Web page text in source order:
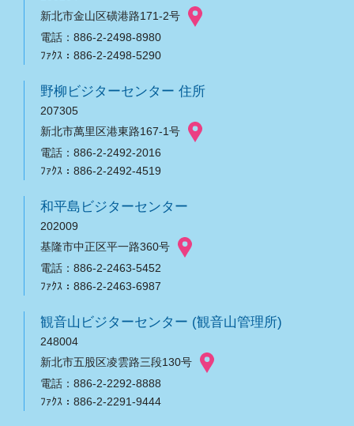
新北市金山区磺港路171-2号
電話：886-2-2498-8980
ﾌｧｸｽ：886-2-2498-5290
野柳ビジターセンター 住所
207305
新北市萬里区港東路167-1号
電話：886-2-2492-2016
ﾌｧｸｽ：886-2-2492-4519
和平島ビジターセンター
202009
基隆市中正区平一路360号
電話：886-2-2463-5452
ﾌｧｸｽ：886-2-2463-6987
観音山ビジターセンター (観音山管理所)
248004
新北市五股区凌雲路三段130号
電話：886-2-2292-8888
ﾌｧｸｽ：886-2-2291-9444